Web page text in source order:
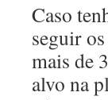
Caso
seguir
mais de
alvo na